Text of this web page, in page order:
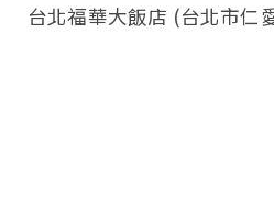
台北福華大飯店 (台北市仁